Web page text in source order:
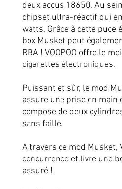
deux accus 18650. Au
chipset ultra-réactif qui
watts. Grâce à cette puce
box Musket peut
RBA ! VOOPOO offre le
cigarettes électroniques.
Puissant et sûr, le mod
assure une prise en main
compose de deux
sans faille.
A travers ce mod Musket,
concurrence et livre une
assuré !